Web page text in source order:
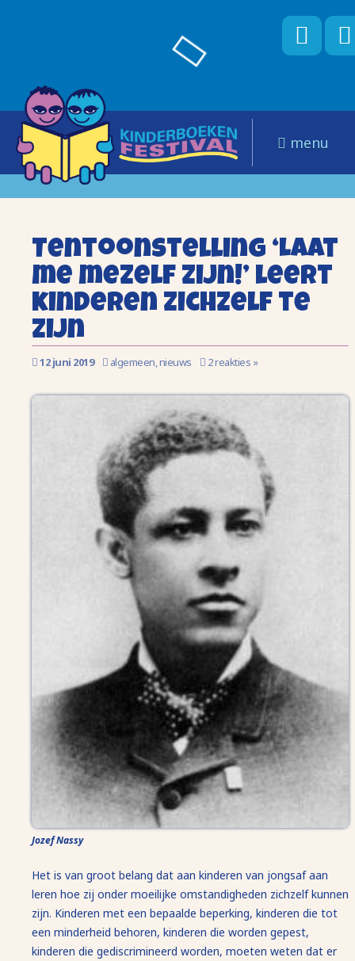
menu
Tentoonstelling ‘Laat
me mezelf zijn!’ leert
kinderen zichzelf te
zijn
12 juni 2019 algemeen,nieuws 2 reakties »
Jozef Nassy
Het is van groot belang dat aan kinderen van jongsaf aan
leren hoe zij onder moeilijke omstandigheden zichzelf kunnen
zijn. Kinderen met een bepaalde beperking, kinderen die tot
een minderheid behoren, kinderen die worden gepest,
kinderen die gediscrimineerd worden, moeten weten dat er